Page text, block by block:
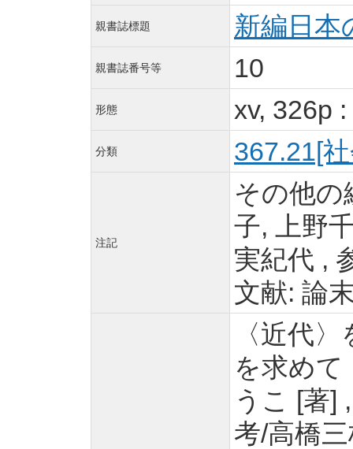
親書誌標題 新編日本
親書誌番号等 10
形態 xv, 326p
分類 367.21[
注記
その他の
子, 上野
実紀代 ,
文献: 論
〈近代
を求め
うこ [著]
考/高橋